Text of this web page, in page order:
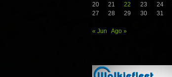
20
21 22 23 24
27
28 29 30 31
« Jun Ago »